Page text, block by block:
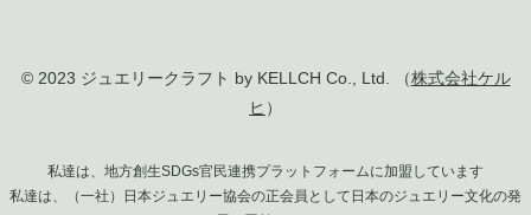
© 2023 ジュエリークラフト by KELLCH Co., Ltd. （株式会社ケル
ヒ ）
私達は、地方創生SDGs官民連携プラットフォームに加盟しています
私達は、（一社）日本ジュエリー協会の正会員として日本のジュエリー文化の発